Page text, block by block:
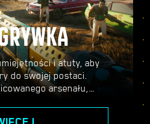
i atuty, aby
do swojej postaci.
arsenału,